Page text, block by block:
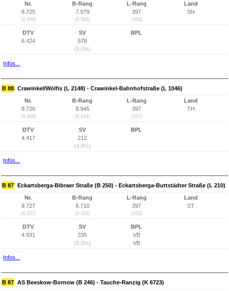
Nr.
8.725
(9.596)
B-Rang
7.979
(5.582)
L-Rang
397
(305)
Land
SN
DTV
6.424
SV
578
(9,0%)
BPL
Infos...
B 88 Crawinkel/Wölfis (L 2148) - Crawinkel-Bahnhofstraße (L 1046)
Nr.
8.726
(8.268)
B-Rang
8.945
(6.544)
L-Rang
397
(327)
Land
TH
DTV
4.417
SV
212
(4,8%)
BPL
Infos...
B 87 Eckartsberga-Bibraer Straße (B 250) - Eckartsberga-Buttstädter Straße (L 210)
Nr.
8.727
(8.227)
B-Rang
8.710
(6.310)
L-Rang
397
(332)
Land
ST
DTV
4.931
SV
335
(6,8%)
BPL
VB
VB
Infos...
B 87 AS Beeskow-Bornow (B 246) - Tauche-Ranzig (K 6723)